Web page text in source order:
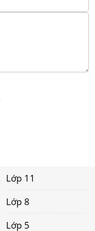
Lớp 11
Lớp 8
Lớp 5